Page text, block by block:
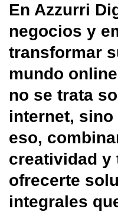
En Azzurri
negocios y
transformar
mundo
no se trata
internet, sino
eso,
creatividad y
ofrecerte
integrales